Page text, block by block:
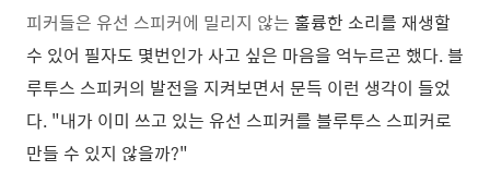
피커들은 유선 스피커에 밀리지 않는 훌륭한 소리를 재생할
수 있어 필자도 몇번인가 사고 싶은 마음을 억누르곤 했다. 블
루투스 스피커의 발전을 지켜보면서 문득 이런 생각이 들었
다. "내가 이미 쓰고 있는 유선 스피커를 블루투스 스피커로
만들 수 있지 않을까?"